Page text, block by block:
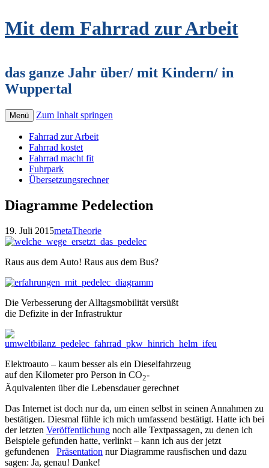
Mit dem Fahrrad zur Arbeit
das ganze Jahr über/ mit Kindern/ in
Wuppertal
Menü Zum Inhalt springen
Fahrrad zur Arbeit
Fahrrad kostet
Fahrrad macht fit
Fuhrpark
Übersetzungsrechner
Diagramme Pedelection
19. Juli 2015metaTheorie
Raus aus dem Auto! Raus aus dem Bus?
Die Verbesserung der Alltagsmobilität versüßt
die Defizite in der Infrastruktur
Elektroauto – kaum besser als ein Dieselfahrzeug
auf den Kilometer pro Person in CO2-
Äquivalenten über die Lebensdauer gerechnet
Das Internet ist doch nur da, um einen selbst in seinen Annahmen zu
bestätigen. Diesmal fühle ich mich umfassend bestätigt. Hatte ich bei
der letzten Veröffentlichung noch alle Textpassagen, zu denen ich
Beispiele gefunden hatte, verlinkt – kann ich aus der jetzt
gefundenen Präsentation nur Diagramme rausfischen und dazu
sagen: Ja, genau! Danke!